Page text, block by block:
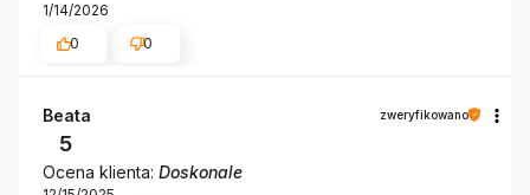
1/14/2026
0
0
Beata zweryfikowano
5
Ocena klienta: Doskonale